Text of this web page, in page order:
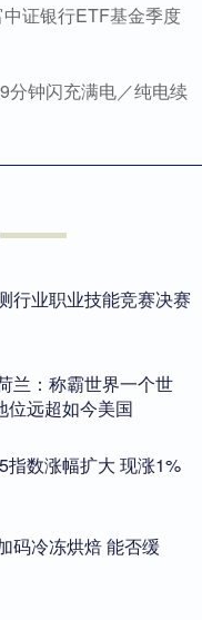
证银行ETF基金季度
分钟闪充满电／纯电续
行业职业技能竞赛决赛
兰：称霸世界一个世
位远超如今美国
指数涨幅扩大 现涨1%
码冷冻烘焙 能否缓